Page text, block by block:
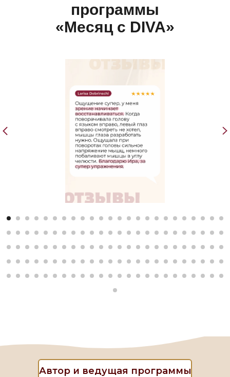
программы
«Месяц с DIVA»
Автор и ведущая программы